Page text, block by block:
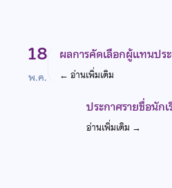
18
พ.ค.
ผลการคัดเลือกผู้แทนปร
← อ่านเพิ่มเติม
ประกาศรายชื่อนัก
อ่านเพิ่มเติม →